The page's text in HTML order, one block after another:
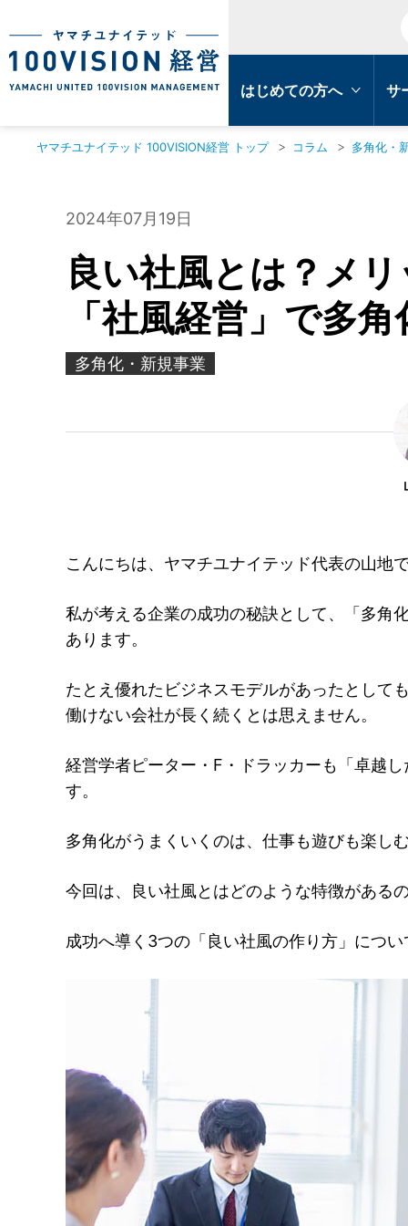
はじめての方へ サ
ヤマチユナイテッド 100VISION経営 トップ コラム 多角化・
2024年07月19日
良い社風とは？メ
「社風経営」で多
多角化・新規事業
こんにちは、ヤマチユナイテッド代表の山地
私が考える企業の成功の秘訣として、「多角
あります。
たとえ優れたビジネスモデルがあったとして
働けない会社が長く続くとは思えません。
経営学者ピーター・F・ドラッカーも「卓越
す。
多角化がうまくいくのは、仕事も遊びも楽し
今回は、良い社風とはどのような特徴がある
成功へ導く3つの「良い社風の作り方」につ